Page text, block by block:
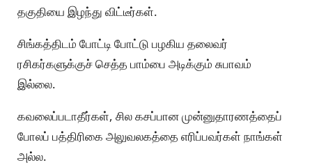
தகுதியை இழந்து விட்டீர்கள்.
சிங்கத்திடம் போட்டி போட்டு பழகிய தலைவர்
ரசிகர்களுக்குச் செத்த பாம்பை அடிக்கும் சுபாவம்
இல்லை.
கவலைப்படாதீர்கள், சில கசப்பான முன்னுதாரணத்தைப்
போலப் பத்திரிகை அலுவலகத்தை எரிப்பவர்கள் நாங்கள்
அல்ல.